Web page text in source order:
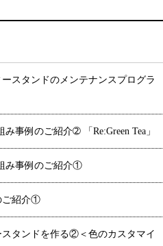
スタンドのメンテナンスプログラ
み事例のご紹介➁ 「Re:Green Tea」
み事例のご紹介①
ご紹介①
スタンドを作る②＜色のカスタマイ